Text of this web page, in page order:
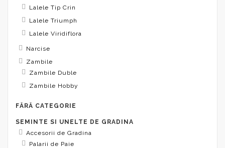
Lalele Tip Crin
Lalele Triumph
Lalele Viridiflora
Narcise
Zambile
Zambile Duble
Zambile Hobby
FĂRĂ CATEGORIE
SEMINTE SI UNELTE DE GRADINA
Accesorii de Gradina
Palarii de Paie